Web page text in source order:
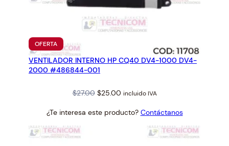
OFERTAPRODUCTO
EN
OFERTA
VENTILADOR INTERNO HP CQ40 DV4-1000 DV4-
2000 #486844-001
$27.00 Original
was:
$25.00Current
is:
incluido IVA
¿Te interesa este producto? Contáctanos